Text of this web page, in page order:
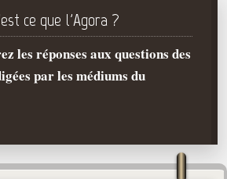
?
ce que l'Agora ?
les réponses aux questions des
par les médiums du